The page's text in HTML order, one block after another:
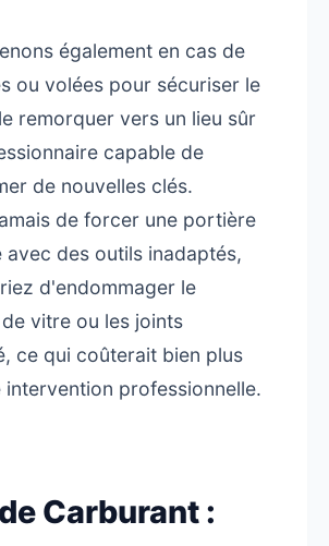
également en cas de
ou volées pour sécuriser le
remorquer vers un lieu sûr
capable de
de nouvelles clés.
de forcer une portière
avec des outils inadaptés,
d'endommager le
vitre ou les joints
ce qui coûterait bien plus
intervention professionnelle.
Carburant :